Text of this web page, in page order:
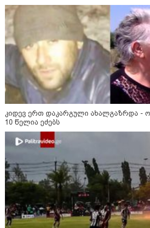
12:46 / 07-08-2026
ოკუპირებულ აფხაზეთში
დეფიციტია, კილომეტრიანი
შეზღუდვა საწვავის
ინფორმაციას აქვეყნებს
კვლევის ინსტიტუტი“
14:23 / 05-08-2026
კიდევ ერთ დაკარგული ახალგაზრდა -
10 წელია ეძებს